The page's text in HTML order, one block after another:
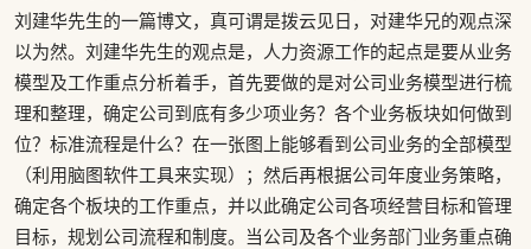
刘建华先生的一篇博文，真可谓是拨云见日，对建华兄的观点深
以为然。刘建华先生的观点是，人力资源工作的起点是要从业务
模型及工作重点分析着手，首先要做的是对公司业务模型进行梳
理和整理，确定公司到底有多少项业务？各个业务板块如何做到
位？标准流程是什么？在一张图上能够看到公司业务的全部模型
（利用脑图软件工具来实现）；然后再根据公司年度业务策略，
确定各个板块的工作重点，并以此确定公司各项经营目标和管理
目标，规划公司流程和制度。当公司及各个业务部门业务重点确